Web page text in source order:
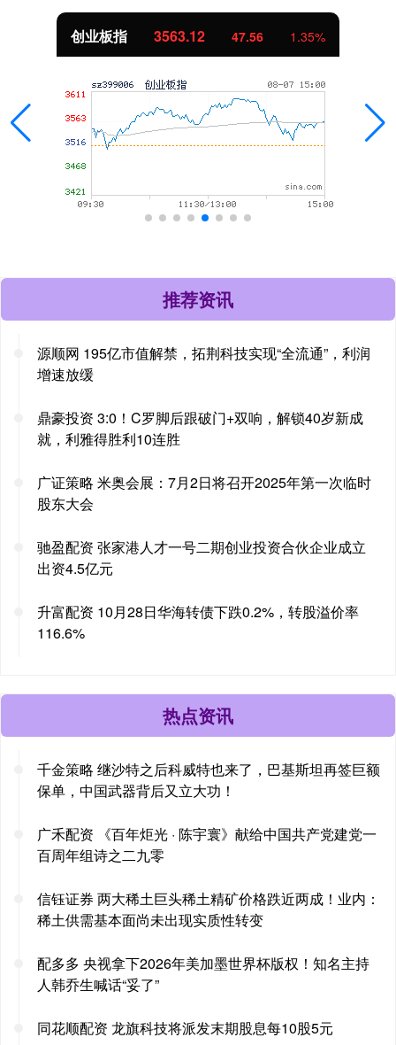
创业板指 3563.12 47.56 1.35%
推荐资讯
源顺网 195亿市值解禁，拓荆科技实现“全流通”，利润
增速放缓
鼎豪投资 3:0！C罗脚后跟破门+双响，解锁40岁新成
就，利雅得胜利10连胜
广证策略 米奥会展：7月2日将召开2025年第一次临时
股东大会
驰盈配资 张家港人才一号二期创业投资合伙企业成立
出资4.5亿元
升富配资 10月28日华海转债下跌0.2%，转股溢价率
116.6%
热点资讯
千金策略 继沙特之后科威特也来了，巴基斯坦再签巨额
保单，中国武器背后又立大功！
广禾配资 《百年炬光 · 陈宇寰》献给中国共产党建党一
百周年组诗之二九零
信钰证券 两大稀土巨头稀土精矿价格跌近两成！业内：
稀土供需基本面尚未出现实质性转变
配多多 央视拿下2026年美加墨世界杯版权！知名主持
人韩乔生喊话“妥了”
同花顺配资 龙旗科技将派发末期股息每10股5元